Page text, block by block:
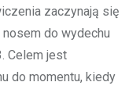
zaczynają się
do wydechu
Celem jest
do momentu, kiedy